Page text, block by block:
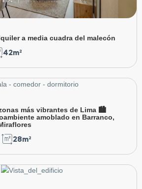
a media cuadra del malecón
42m²
más vibrantes de Lima 🏙️
amoblado en Barranco,
28m²